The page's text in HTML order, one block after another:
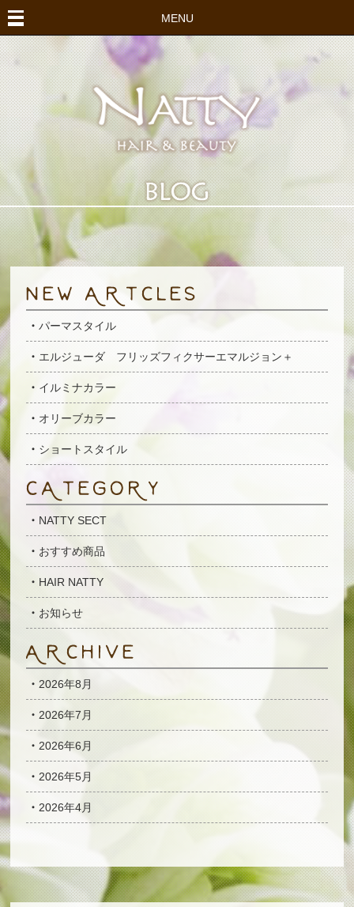
MENU
パーマスタイル
エルジューダ フリッズフィクサーエマルジョン＋
イルミナカラー
オリーブカラー
ショートスタイル
NATTY SECT
おすすめ商品
HAIR NATTY
お知らせ
2026年8月
2026年7月
2026年6月
2026年5月
2026年4月